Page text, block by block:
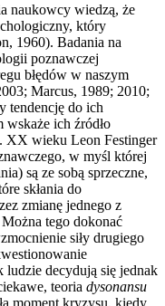
naukowcy wiedzą, że
który
1960). Badania na
poznawczej
błędów w naszym
Marcus, 1989; 2010;
tendencję do ich
ich źródło
XX wieku Leon Festinger
w myśl której
są ze sobą sprzeczne,
skłania do
zmianę jednego z
tego dokonać
siły drugiego
ludzie decydują się jednak
teoria dysonansu
moment kryzysu, kiedy